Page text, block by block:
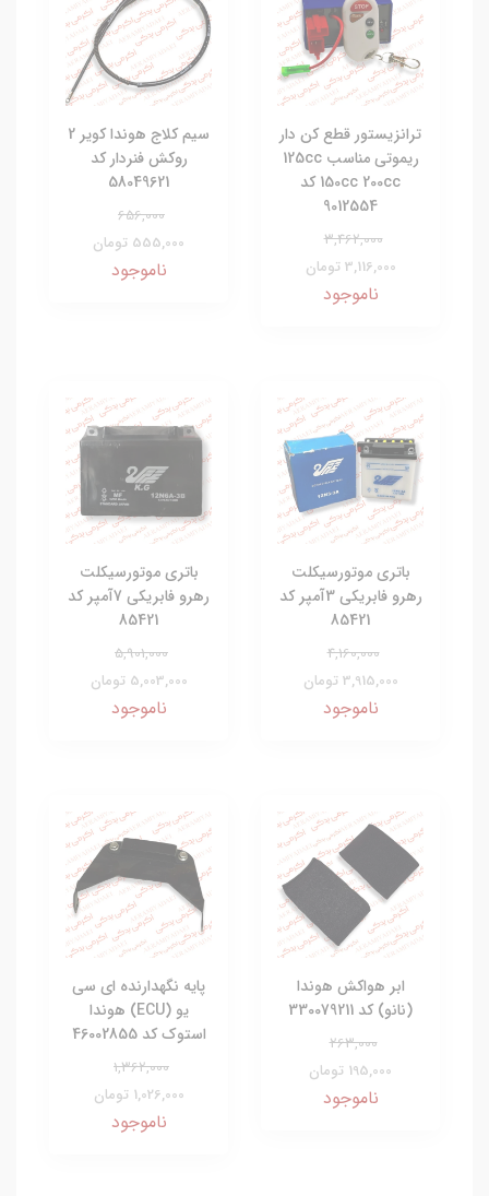
ترانزیستور قطع کن دار
ریموتی مناسب 125cc
150cc 200cc کد
9012554
3,462,000
3,116,000 تومان
ناموجود
سیم کلاج هوندا کویر 2
روکش فنردار کد
58049621
656,000
555,000 تومان
ناموجود
باتری موتورسیکلت
رهرو فابریکی 3آمپر کد
85421
4,160,000
3,915,000 تومان
ناموجود
باتری موتورسیکلت
رهرو فابریکی 7آمپر کد
85421
5,901,000
5,003,000 تومان
ناموجود
ابر هواکش هوندا
(نانو) کد 330079211
263,000
195,000 تومان
ناموجود
پایه نگهدارنده ای سی
یو (ECU) هوندا
استوک کد 46002855
1,362,000
1,026,000 تومان
ناموجود